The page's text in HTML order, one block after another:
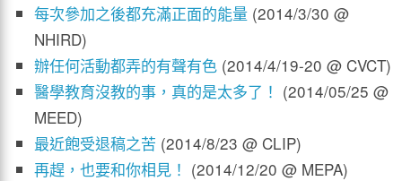
每次參加之後都充滿正面的能量(2014/3/30 @
NHIRD)
辦任何活動都弄的有聲有色(2014/4/19-20 @ CVCT)
醫學教育沒教的事，真的是太多了！ (2014/05/25 @
MEED)
最近飽受退稿之苦 (2014/8/23 @ CLIP)
再趕，也要和你相見！ (2014/12/20 @ MEPA)